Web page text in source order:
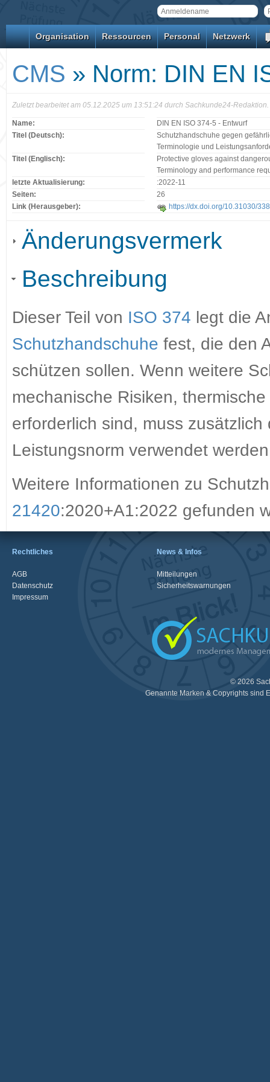
Organisation Ressourcen Personal Netzwerk
CMS » Norm: DIN EN
Zuletzt bearbeitet am 05.12.2025 um 13:51:24 durch Sachkunde24-Redaktion.
Name:
DIN EN ISO 374-5 - Entwurf
Titel (Deutsch):
Schutzhandschuhe gegen
Terminologie und
Titel (Englisch):
Protective gloves against
Terminology and performance
letzte Aktualisierung:
:2022-11
Seiten:
26
Link (Herausgeber):
https://dx.doi.org/10.31030/
Änderungsvermerk
Beschreibung
Dieser Teil von ISO 374 legt die
Schutzhandschuhe fest, die den
schützen sollen. Wenn weitere
mechanische Risiken,
erforderlich sind, muss
Leistungsnorm verwendet
Weitere Informationen zu
21420:2020+A1:2022 gefunden
Rechtliches
AGB
Datenschutz
Impressum
News & Infos
Mitteilungen
Sicherheitswarnungen
© 2026
Genannte Marken & Copyrights sind